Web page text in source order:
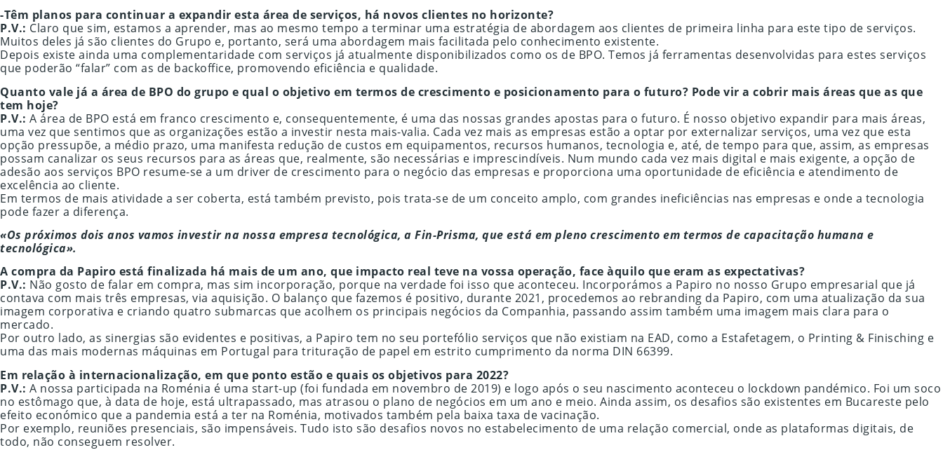
-Têm planos para continuar a expandir esta área de serviços, há novos clientes no horizonte?
P.V.: Claro que sim, estamos a aprender, mas ao mesmo tempo a terminar uma estratégia de abordagem aos clientes de primeira linha para este tipo de serviços.
Muitos deles já são clientes do Grupo e, portanto, será uma abordagem mais facilitada pelo conhecimento existente.
Depois existe ainda uma complementaridade com serviços já atualmente disponibilizados como os de BPO. Temos já ferramentas desenvolvidas para estes serviços
que poderão “falar” com as de backoffice, promovendo eficiência e qualidade.
Quanto vale já a área de BPO do grupo e qual o objetivo em termos de crescimento e posicionamento para o futuro? Pode vir a cobrir mais áreas que as que
tem hoje?
P.V.: A área de BPO está em franco crescimento e, consequentemente, é uma das nossas grandes apostas para o futuro. É nosso objetivo expandir para mais áreas,
uma vez que sentimos que as organizações estão a investir nesta mais-valia. Cada vez mais as empresas estão a optar por externalizar serviços, uma vez que esta
opção pressupõe, a médio prazo, uma manifesta redução de custos em equipamentos, recursos humanos, tecnologia e, até, de tempo para que, assim, as empresas
possam canalizar os seus recursos para as áreas que, realmente, são necessárias e imprescindíveis. Num mundo cada vez mais digital e mais exigente, a opção de
adesão aos serviços BPO resume-se a um driver de crescimento para o negócio das empresas e proporciona uma oportunidade de eficiência e atendimento de
excelência ao cliente.
Em termos de mais atividade a ser coberta, está também previsto, pois trata-se de um conceito amplo, com grandes ineficiências nas empresas e onde a tecnologia
pode fazer a diferença.
«Os próximos dois anos vamos investir na nossa empresa tecnológica, a Fin-Prisma, que está em pleno crescimento em termos de capacitação humana e
tecnológica».
A compra da Papiro está finalizada há mais de um ano, que impacto real teve na vossa operação, face àquilo que eram as expectativas?
P.V.: Não gosto de falar em compra, mas sim incorporação, porque na verdade foi isso que aconteceu. Incorporámos a Papiro no nosso Grupo empresarial que já
contava com mais três empresas, via aquisição. O balanço que fazemos é positivo, durante 2021, procedemos ao rebranding da Papiro, com uma atualização da sua
imagem corporativa e criando quatro submarcas que acolhem os principais negócios da Companhia, passando assim também uma imagem mais clara para o
mercado.
Por outro lado, as sinergias são evidentes e positivas, a Papiro tem no seu portefólio serviços que não existiam na EAD, como a Estafetagem, o Printing & Finisching e
uma das mais modernas máquinas em Portugal para trituração de papel em estrito cumprimento da norma DIN 66399.
Em relação à internacionalização, em que ponto estão e quais os objetivos para 2022?
P.V.: A nossa participada na Roménia é uma start-up (foi fundada em novembro de 2019) e logo após o seu nascimento aconteceu o lockdown pandémico. Foi um soco
no estômago que, à data de hoje, está ultrapassado, mas atrasou o plano de negócios em um ano e meio. Ainda assim, os desafios são existentes em Bucareste pelo
efeito económico que a pandemia está a ter na Roménia, motivados também pela baixa taxa de vacinação.
Por exemplo, reuniões presenciais, são impensáveis. Tudo isto são desafios novos no estabelecimento de uma relação comercial, onde as plataformas digitais, de
todo, não conseguem resolver.